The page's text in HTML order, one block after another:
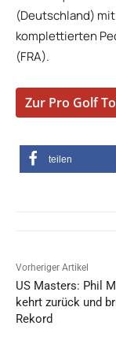
(Deutschland)
komplettierten
(FRA).
Zur Pro Golf
teilen
Vorheriger Artikel
US Masters: Phil
kehrt zurück und
Rekord